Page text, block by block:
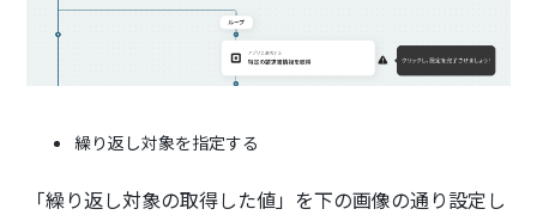
繰り返し対象を指定する
「繰り返し対象の取得した値」を下の画像の通り設定し